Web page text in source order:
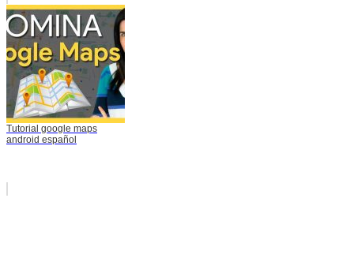
Tutorial google maps
android español